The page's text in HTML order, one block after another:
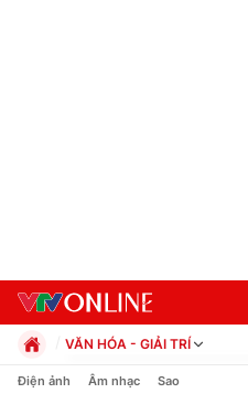
VĂN HÓA - GIẢI TRÍ
Chính trị
Điện ảnh Âm nhạc Sao